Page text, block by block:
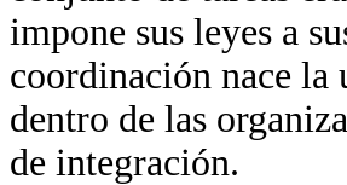
impone sus leyes a
coordinación nace la
dentro de las
de integración.